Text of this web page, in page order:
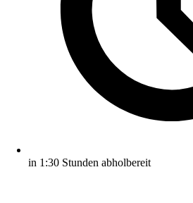
in 1:30 Stunden abholbereit